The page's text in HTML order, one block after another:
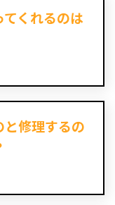
くれるのは
修理するの